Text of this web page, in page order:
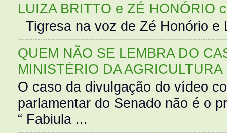
LUIZA BRITTO e ZÉ HONÓRIO
Tigresa na voz de Zé Honório
QUEM NÃO SE LEMBRA DO
MINISTÉRIO DA AGRICULTURA
O caso da divulgação do vídeo
parlamentar do Senado não é o
“ Fabiula ...